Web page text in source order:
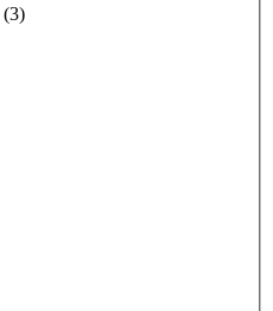
(3)